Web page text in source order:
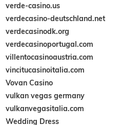
verde-casino.us
verdecasino-deutschland.net
verdecasinodk.org
verdecasinoportugal.com
villentocasinoaustria.com
vincitucasinoitalia.com
Vovan Casino
vulkan vegas germany
vulkanvegasitalia.com
Wedding Dress